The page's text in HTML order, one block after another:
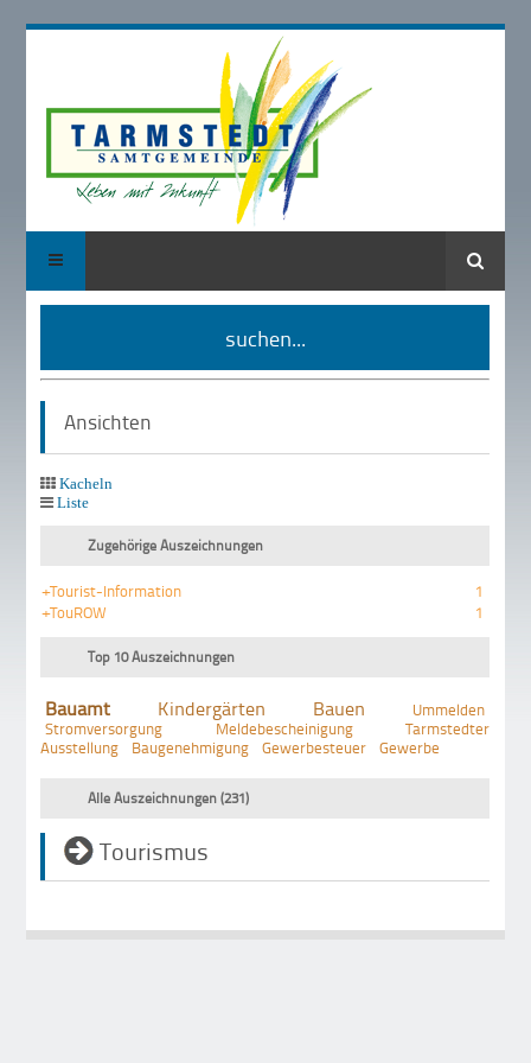
Suche
suchen...
Ansichten
Kacheln
Liste
Zugehörige Auszeichnungen
+Tourist-Information
1
+TouROW
1
Top 10 Auszeichnungen
Bauamt Kindergärten Bauen
Ummelden
Stromversorgung
Meldebescheinigung
Tarmstedter
Ausstellung
Baugenehmigung Gewerbesteuer Gewerbe
Alle Auszeichnungen (231)
Tourismus